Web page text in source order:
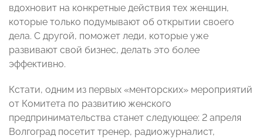
вдохновит на конкретные действия тех женщин,
которые только подумывают об открытии своего
дела. С другой, поможет леди, которые уже
развивают свой бизнес, делать это более
эффективно.
Кстати, одним из первых «менторских» мероприятий
от Комитета по развитию женского
предпринимательства станет следующее: 2 апреля
Волгоград посетит тренер, радиожурналист,